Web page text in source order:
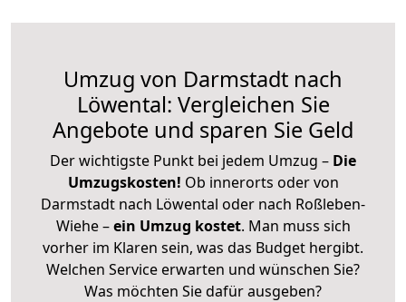
Umzug von Darmstadt nach
Löwental: Vergleichen Sie
Angebote und sparen Sie Geld
Der wichtigste Punkt bei jedem Umzug – Die
Umzugskosten! Ob innerorts oder von
Darmstadt nach Löwental oder nach Roßleben-
Wiehe –ein Umzug kostet. Man muss sich
vorher im Klaren sein, was das Budget hergibt.
Welchen Service erwarten und wünschen Sie?
Was möchten Sie dafür ausgeben?